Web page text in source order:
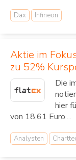
Dax Infineon
Aktie im
zu 52%
Die
hier
von 18,61 Euro....
Analysten